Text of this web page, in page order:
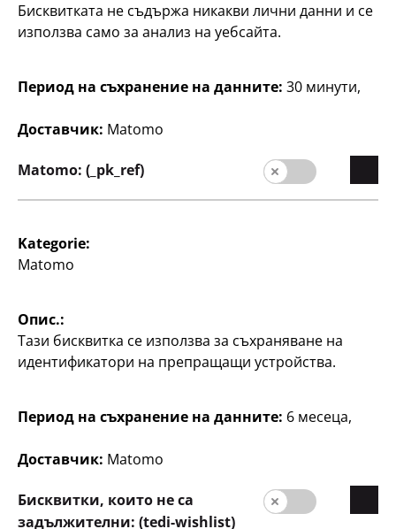
кариера
Качество
Устойчивост
Контакт
Потребители
Информация за клиента
Бисквитката не съдържа никакви лични данни и се
използва само за анализ на уебсайта.
Период на съхранение на данните: 30 минути,
Доставчик: Matomo
Matomo: (_pk_ref)
Kategorie:
Matomo
Опис.:
Тази бисквитка се използва за съхраняване на
идентификатори на препращащи устройства.
Период на съхранение на данните: 6 месеца,
Доставчик: Matomo
Бисквитки, които не са
задължителни: (tedi-wishlist)